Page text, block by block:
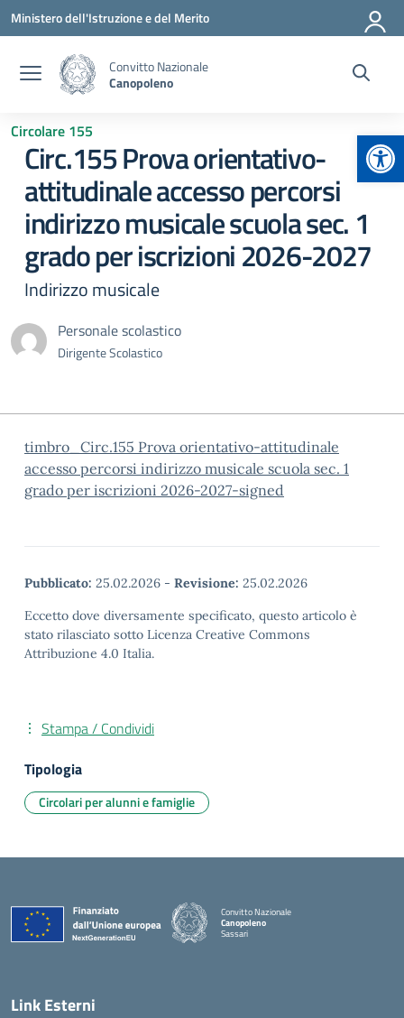
Vai ai contenuti
Vai al menu di navigazione
Vai al footer
Ministero dell'Istruzione e del Merito
Convitto Nazionale
Canopoleno
Circolare 155
Circ.155 Prova orientativo-
attitudinale accesso percorsi
indirizzo musicale scuola sec. 1
grado per iscrizioni 2026-2027
Indirizzo musicale
Personale scolastico
Dirigente Scolastico
timbro_Circ.155 Prova orientativo-attitudinale
accesso percorsi indirizzo musicale scuola sec. 1
grado per iscrizioni 2026-2027-signed
Pubblicato: 25.02.2026 - Revisione: 25.02.2026
Eccetto dove diversamente specificato, questo articolo è
stato rilasciato sotto Licenza Creative Commons
Attribuzione 4.0 Italia.
Stampa / Condividi
Tipologia
Circolari per alunni e famiglie
Convitto Nazionale
Canopoleno
Sassari
Link Esterni